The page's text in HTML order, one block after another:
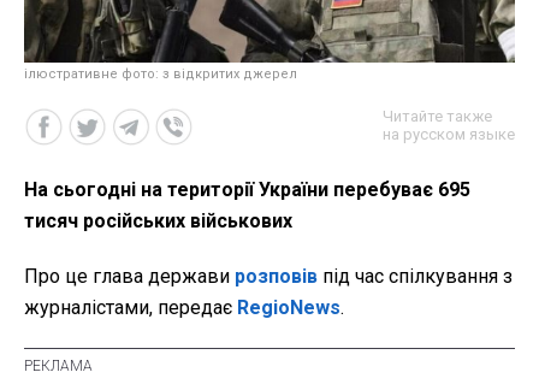
ілюстративне фото: з відкритих джерел
Читайте также
на русском языке
На сьогодні на території України перебуває 695
тисяч російських військових
Про це глава держави розповів під час спілкування з
журналістами, передає RegioNews.